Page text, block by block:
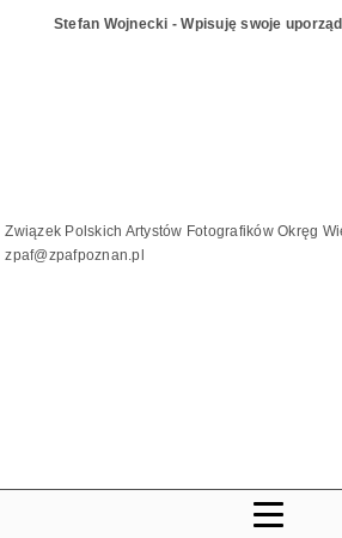
Stefan Wojnecki - Wpisuję swoje
Związek Polskich Artystów Fotografików Okręg
zpaf@zpafpoznan.pl